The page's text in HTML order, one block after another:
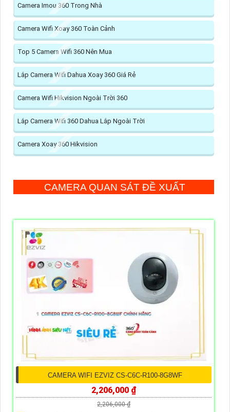
Camera Imou 360 Trong Nhà
Camera Wifi Xoay 360 Toàn Cảnh
Top 5 Camera Wifi 360 Nên Mua
Lắp Camera Wifi Dahua Xoay 360 Giá Rẻ
Camera Wifi Hikvision Ngoài Trời 360
Lắp Camera Wifi 360 Dahua Lắp Ngoài Trời
Camera Xoay 360 Hikvision
CAMERA QUAN SÁT ĐỀ XUẤT
CAMERA WIFI EZVIZ CS-C6C-R100-8G8WF
2,206,000 ₫
2,206,000 ₫